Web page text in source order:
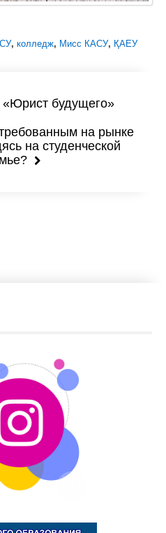
, колледж, Мисс КАСУ, ҚАЕУ
«Юрист будущего»
на рынке
на студенческой